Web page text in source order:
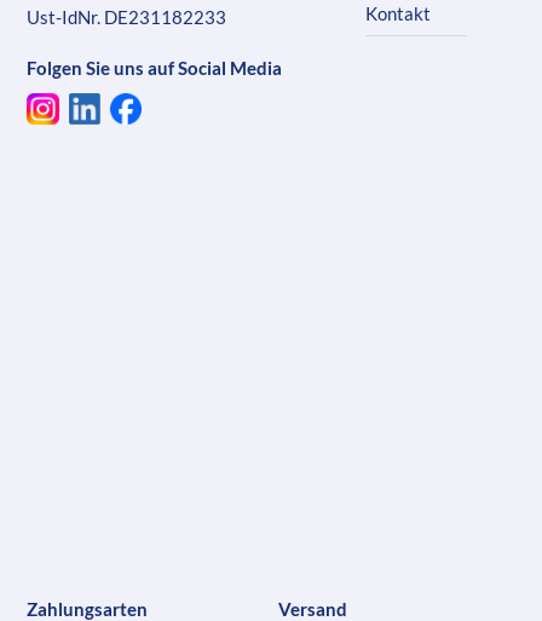
Ust-IdNr. DE231182233
Folgen Sie uns auf Social Media
Kontakt
Zahlungsarten Versand